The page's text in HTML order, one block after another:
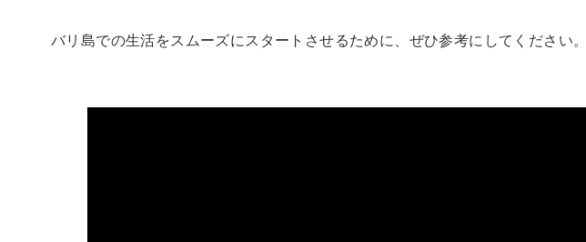
バリ島での生活をスムーズにスタートさせるために、ぜひ参考にしてください。